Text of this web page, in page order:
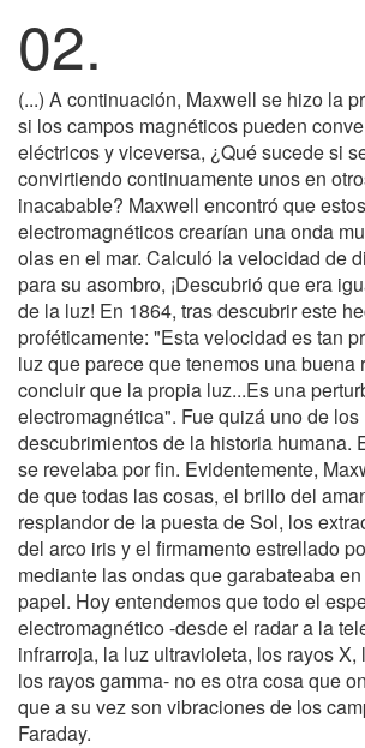
02.
(...) A continuación, Maxwell se hizo la
si los campos magnéticos pueden
eléctricos y viceversa, ¿Qué sucede si
convirtiendo continuamente unos en
inacabable? Maxwell encontró que
electromagnéticos crearían una onda
olas en el mar. Calculó la velocidad de
para su asombro, ¡Descubrió que era
de la luz! En 1864, tras descubrir este
proféticamente: "Esta velocidad es tan
luz que parece que tenemos una buena
concluir que la propia luz...Es una
electromagnética". Fue quizá uno de los
descubrimientos de la historia humana.
se revelaba por fin. Evidentemente,
de que todas las cosas, el brillo del
resplandor de la puesta de Sol, los
del arco iris y el firmamento estrellado
mediante las ondas que garabateaba
papel. Hoy entendemos que todo el
electromagnético -desde el radar a la
infrarroja, la luz ultravioleta, los rayos
los rayos gamma- no es otra cosa que
que a su vez son vibraciones de los
Faraday.